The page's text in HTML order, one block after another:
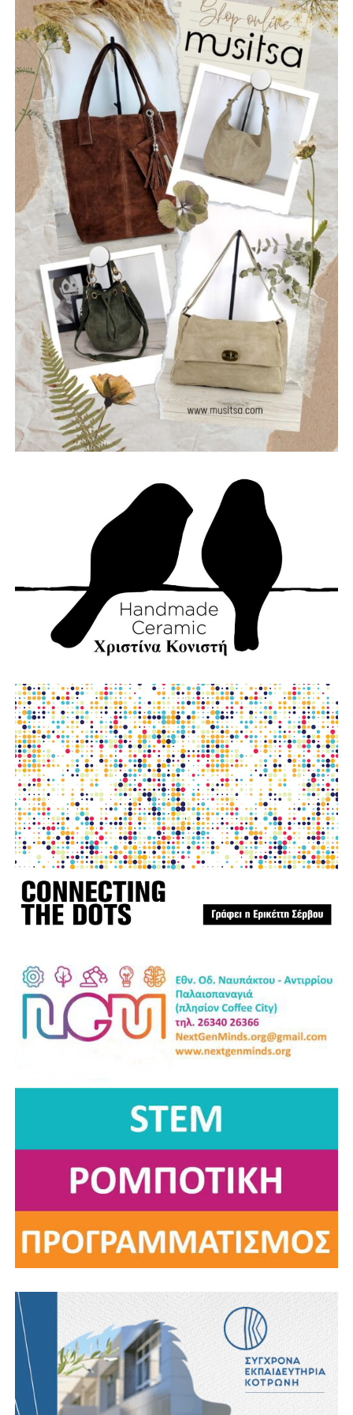
ΡΩΓΜΕΣ
Οι “Ρωγμές” είναι ένα νεοσύστατο ελληνικό ροκ
συγκρότημα που ιδρύθηκε τον Ιούλιο του 2025, με έδρα
την Ναύπακτο. Το όνομά τους αντικατοπτρίζει τη
φιλοσοφία τους: να ραγίσουν τις βεβαιότητες, να σπάσουν
τη σιωπή και να αφήσουν το φως να περάσει μέσα από τις
ρωγμές της καθημερινότητας. Με ήχο που ισορροπεί
ανάμεσα στο εναλλακτικό ροκ, τον ελληνικό στίχο και την
ωμή ενέργεια της σκηνής, οι Ρωγμές δημιουργούν
μουσική που μιλά για την κοινωνία, τις εσωτερικές μάχες
και την ανάγκη για αλήθεια.
Μέλη του συγκροτήματος: Ανδρεόπουλος Αντώνης –
Φωνή & Κιθάρα, Σαράντης Δημήτρης – Κιθάρα, Νικολάου
Θωμάς – Μπάσο, Μηλιώνης Γρηγόρης – Τύμπανα.